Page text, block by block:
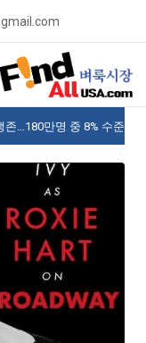
대 미주글로벌센터 뉴욕